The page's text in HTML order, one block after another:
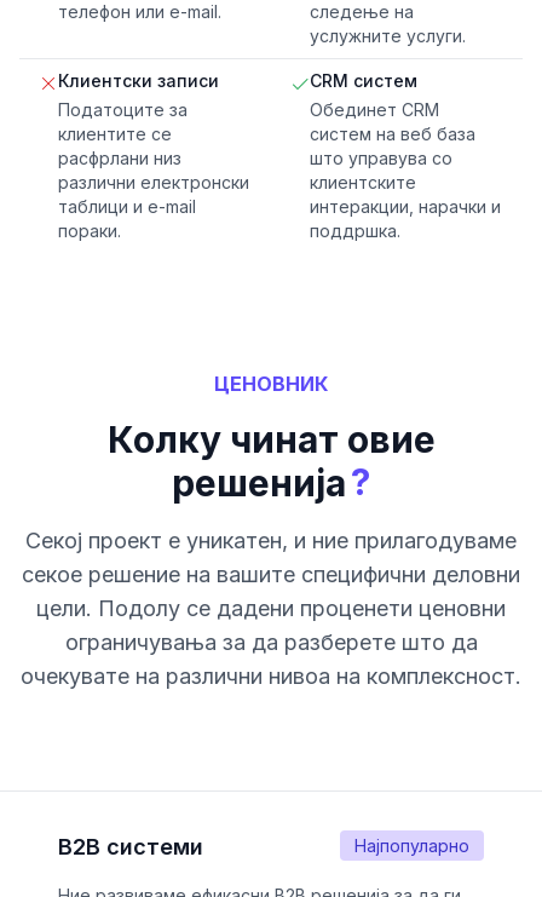
телефон или e-mail.
следење на
услужните услуги.
Клиентски записи
Податоците за
клиентите се
расфрлани низ
различни електронски
таблици и e-mail
пораки.
CRM систем
Обединет CRM
систем на веб база
што управува со
клиентските
интеракции, нарачки и
поддршка.
ЦЕНОВНИК
Колку чинат овие
решенија?
Секој проект е уникатен, и ние прилагодуваме
секое решение на вашите специфични деловни
цели. Подолу се дадени проценети ценовни
ограничувања за да разберете што да
очекувате на различни нивоа на комплексност.
Најпопуларно
B2B системи